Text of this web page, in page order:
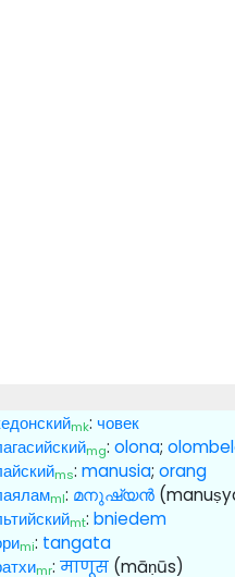
mk: човек
mg: olona;
ms: manusia; orang
ml: മനുഷ്യന്‍
mt: bniedem
mi: tangata
mr: माणूस(māṇūs)